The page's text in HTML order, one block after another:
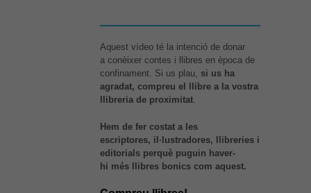
Aquest vídeo té la intenció de donar
a conèixer contes i llibres en època de
confinament. Si us plau, si us ha
agradat, compreu el llibre a la vostra
llibreria de proximitat.
Hem de fer costat a les
escriptores, il·lustradores, llibreries i
editorials perquè puguin haver-
hi més llibres bonics com aquest.